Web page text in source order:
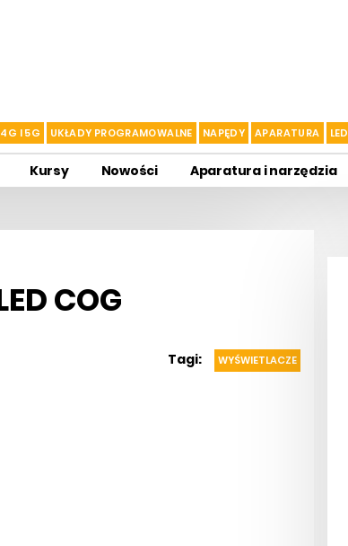
4G I 5G UKŁADY PROGRAMOWALNE NAPĘDY APARATURA LED
Kursy Nowości Aparatura i narzędzia
COG
Tagi: WYŚWIETLACZE